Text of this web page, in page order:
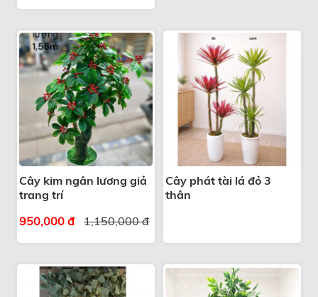
Cây kim ngân lương giả
trang trí
1,150,000 đ
950,000 đ
Cây phát tài lá đỏ 3
thân